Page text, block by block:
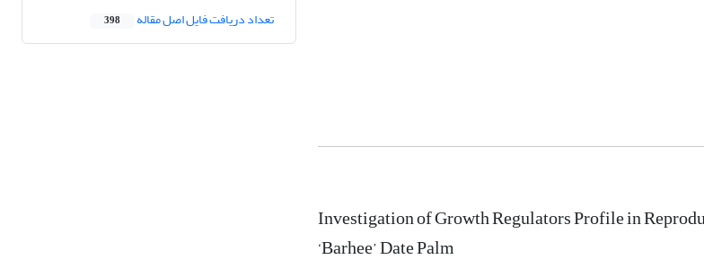
Investigation of Growth Regulators Profile in
‘Barhee’ Date Palm
تعداد دریافت فایل اصل مقاله 398